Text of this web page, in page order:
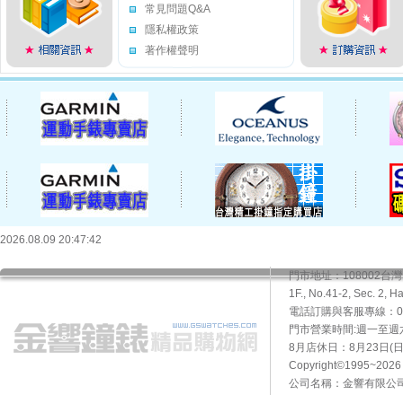
常見問題Q&A
隱私權政策
著作權聲明
2026.08.09 20:47:42
門市地址：108002台
1F., No.41-2, Sec. 2,
電話訂購與客服專線
門市營業時間:週一至
8月店休日：8月23日(
Copyright©1995~2026
公司名稱：金響有限公